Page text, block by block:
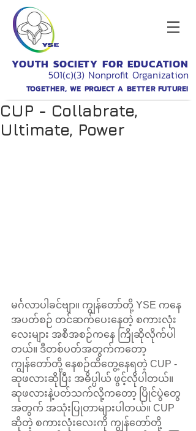
YOUTH SOCIETY FOR EDUCATION
501(c)(3) Nonprofit Organization
TOGETHER, WE PROJECT A BETTER FUTURE!
CUP - Collabrate,
Ultimate, Power
မင်္ဂလာပါခင်ဗျာ။ ကျွန်တော်တို့ YSE ကနေ
အပတ်စဉ် တင်ဆက်ပေးနေတဲ့ စကားလုံး
လေးများ အစီအစဉ်ကနေ ကြိုဆိုလိုက်ပါ
တယ်။ ဒီတစ်ပတ်အတွက်ကတော့
ကျွန်တော်တို့ နေစဉ်ထိတွေ့နေရတဲ့ CUP -
ဆုဖလားဆိုပြီး အဓိပ္ပါယ် ဖွင့်လိုပါတယ်။
ဆုဖလားနဲ့ပတ်သက်လို့ကတော့ ပြိုင်ပွဲတွေ
အတွက် အသုံးပြုတာများပါတယ်။ CUP
ဆိုတဲ့ စကားလုံးလေးကို ကျွန်တော်တို့